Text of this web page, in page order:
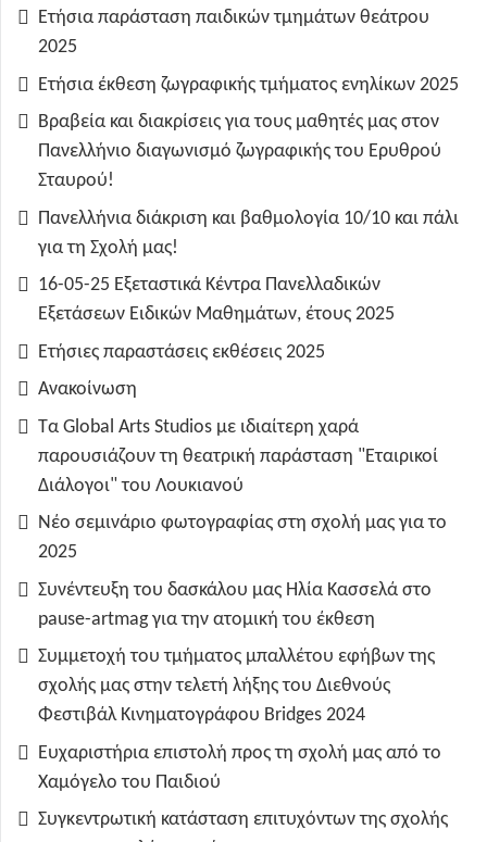
Ετήσια παράσταση παιδικών τμημάτων θεάτρου
2025
Ετήσια έκθεση ζωγραφικής τμήματος ενηλίκων 2025
Βραβεία και διακρίσεις για τους μαθητές μας στον
Πανελλήνιο διαγωνισμό ζωγραφικής του Ερυθρού
Σταυρού!
Πανελλήνια διάκριση και βαθμολογία 10/10 και πάλι
για τη Σχολή μας!
16-05-25 Εξεταστικά Κέντρα Πανελλαδικών
Εξετάσεων Ειδικών Μαθημάτων, έτους 2025
Ετήσιες παραστάσεις εκθέσεις 2025
Ανακοίνωση
Τα Global Arts Studios με ιδιαίτερη χαρά
παρουσιάζουν τη θεατρική παράσταση "Εταιρικοί
Διάλογοι" του Λουκιανού
Νέο σεμινάριο φωτογραφίας στη σχολή μας για το
2025
Συνέντευξη του δασκάλου μας Ηλία Κασσελά στο
pause-artmag για την ατομική του έκθεση
Συμμετοχή του τμήματος μπαλλέτου εφήβων της
σχολής μας στην τελετή λήξης του Διεθνούς
Φεστιβάλ Κινηματογράφου Bridges 2024
Ευχαριστήρια επιστολή προς τη σχολή μας από το
Χαμόγελο του Παιδιού
Συγκεντρωτική κατάσταση επιτυχόντων της σχολής